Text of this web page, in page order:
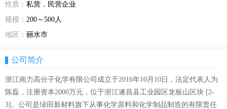
性质： 私营．民营企业
规模： 200～500人
地区： 丽水市
公司简介
浙江南力高分子化学有限公司成立于2016年10月10日，法定代表人为
陈磊，注册资本2000万元，位于浙江遂昌县工业园区龙板山区块 [2-
3]。公司是绿田新材料旗下从事化学原料和化学制品制造的有限责任